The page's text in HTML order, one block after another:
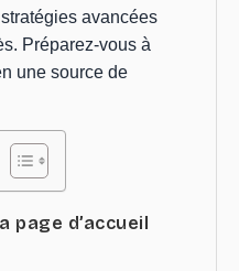
avancées
Préparez-vous à
une source de
page d’accueil